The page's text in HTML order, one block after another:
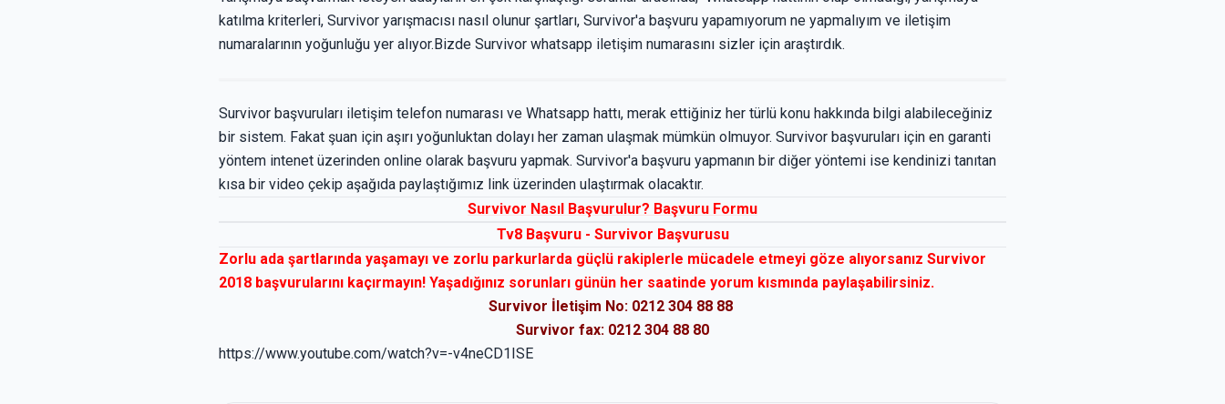
katılma kriterleri, Survivor yarışmacısı nasıl olunur şartları, Survivor'a başvuru yapamıyorum ne yapmalıyım ve iletişim
numaralarının yoğunluğu yer alıyor.Bizde Survivor whatsapp iletişim numarasını sizler için araştırdık.
Survivor başvuruları iletişim telefon numarası ve Whatsapp hattı, merak ettiğiniz her türlü konu hakkında bilgi alabileceğiniz
bir sistem. Fakat şuan için aşırı yoğunluktan dolayı her zaman ulaşmak mümkün olmuyor. Survivor başvuruları için en garanti
yöntem intenet üzerinden online olarak başvuru yapmak. Survivor'a başvuru yapmanın bir diğer yöntemi ise kendinizi tanıtan
kısa bir video çekip aşağıda paylaştığımız link üzerinden ulaştırmak olacaktır.
Survivor Nasıl Başvurulur? Başvuru Formu
Tv8 Başvuru - Survivor Başvurusu
Zorlu ada şartlarında yaşamayı ve zorlu parkurlarda güçlü rakiplerle mücadele etmeyi göze alıyorsanız Survivor
2018 başvurularını kaçırmayın! Yaşadığınız sorunları günün her saatinde yorum kısmında paylaşabilirsiniz.
Survivor İletişim No: 0212 304 88 88
Survivor fax: 0212 304 88 80
https://www.youtube.com/watch?v=-v4neCD1ISE